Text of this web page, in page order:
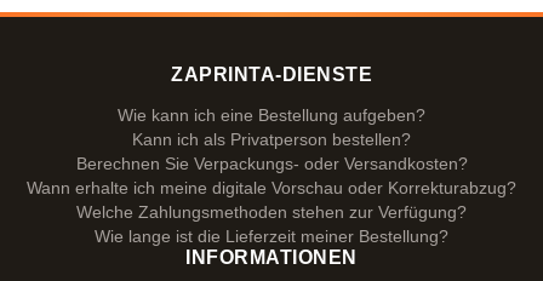
ZAPRINTA-DIENSTE
Wie kann ich eine Bestellung aufgeben?
Kann ich als Privatperson bestellen?
Berechnen Sie Verpackungs- oder Versandkosten?
Wann erhalte ich meine digitale Vorschau oder Korrekturabzug?
Welche Zahlungsmethoden stehen zur Verfügung?
Wie lange ist die Lieferzeit meiner Bestellung?
INFORMATIONEN